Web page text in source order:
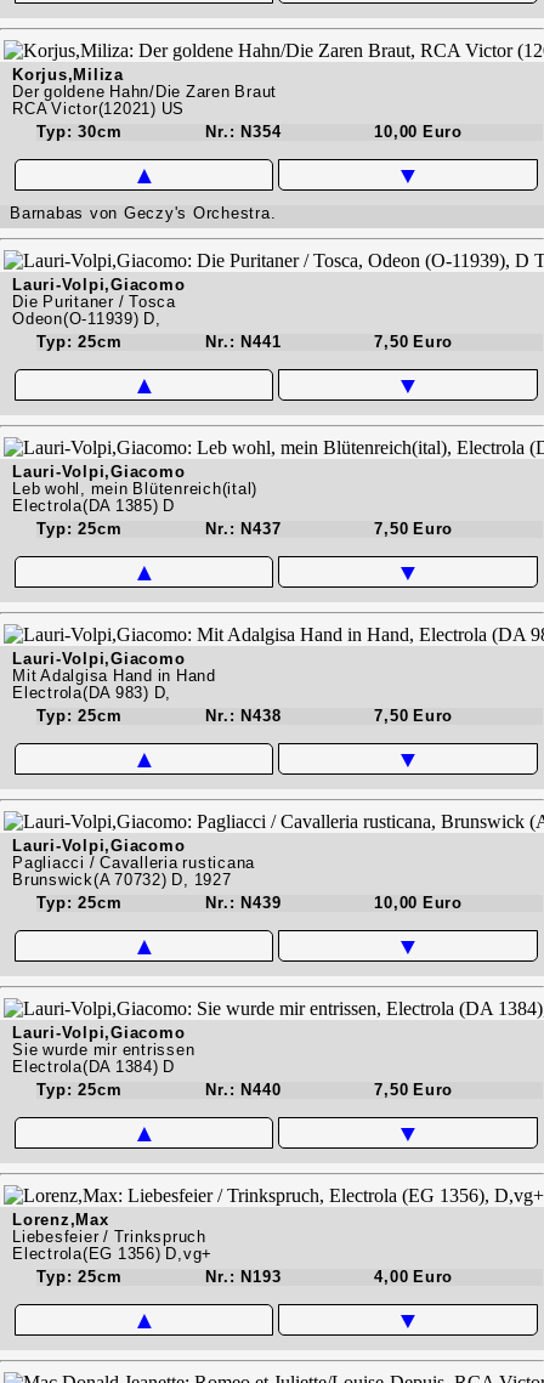
Korjus,Miliza
Der goldene Hahn/Die Zaren Braut
RCA Victor(12021) US
Typ: 30cm
Nr.: N354 10,00 Euro
▲ ▼
Barnabas von Geczy's Orchestra.
Lauri-Volpi,Giacomo
Die Puritaner / Tosca
Odeon(O-11939) D,
Typ: 25cm
Nr.: N441 7,50 Euro
▲ ▼
Lauri-Volpi,Giacomo
Leb wohl, mein Blütenreich(ital)
Electrola(DA 1385) D
Typ: 25cm
Nr.: N437 7,50 Euro
▲ ▼
Lauri-Volpi,Giacomo
Mit Adalgisa Hand in Hand
Electrola(DA 983) D,
Typ: 25cm
Nr.: N438 7,50 Euro
▲ ▼
Lauri-Volpi,Giacomo
Pagliacci / Cavalleria rusticana
Brunswick(A 70732) D, 1927
Typ: 25cm
Nr.: N439 10,00 Euro
▲ ▼
Lauri-Volpi,Giacomo
Sie wurde mir entrissen
Electrola(DA 1384) D
Typ: 25cm
Nr.: N440 7,50 Euro
▲ ▼
Lorenz,Max
Liebesfeier / Trinkspruch
Electrola(EG 1356) D,vg+
Typ: 25cm
Nr.: N193 4,00 Euro
▲ ▼